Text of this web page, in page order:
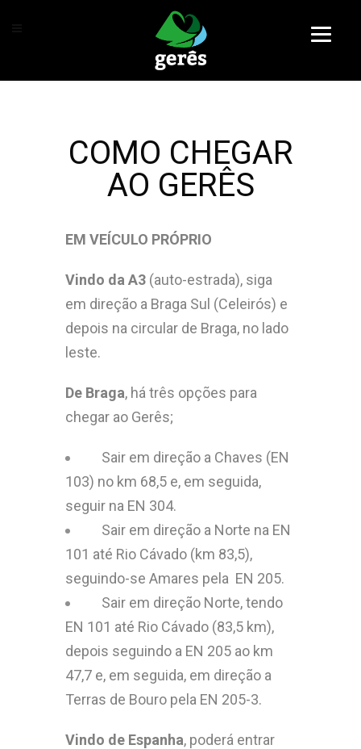
COMO CHEGAR
AO GERÊS
EM VEÍCULO PRÓPRIO
Vindo da A3 (auto-estrada), siga
em direção a Braga Sul (Celeirós) e
depois na circular de Braga, no lado
leste.
De Braga, há três opções para
chegar ao Gerês;
Sair em direção a Chaves (EN
103) no km 68,5 e, em seguida,
seguir na EN 304.
Sair em direção a Norte na EN
101 até Rio Cávado (km 83,5),
seguindo-se Amares pela EN 205.
Sair em direção Norte, tendo
EN 101 até Rio Cávado (83,5 km),
depois seguindo a EN 205 ao km
47,7 e, em seguida, em direção a
Terras de Bouro pela EN 205-3.
Vindo de Espanha, poderá entrar